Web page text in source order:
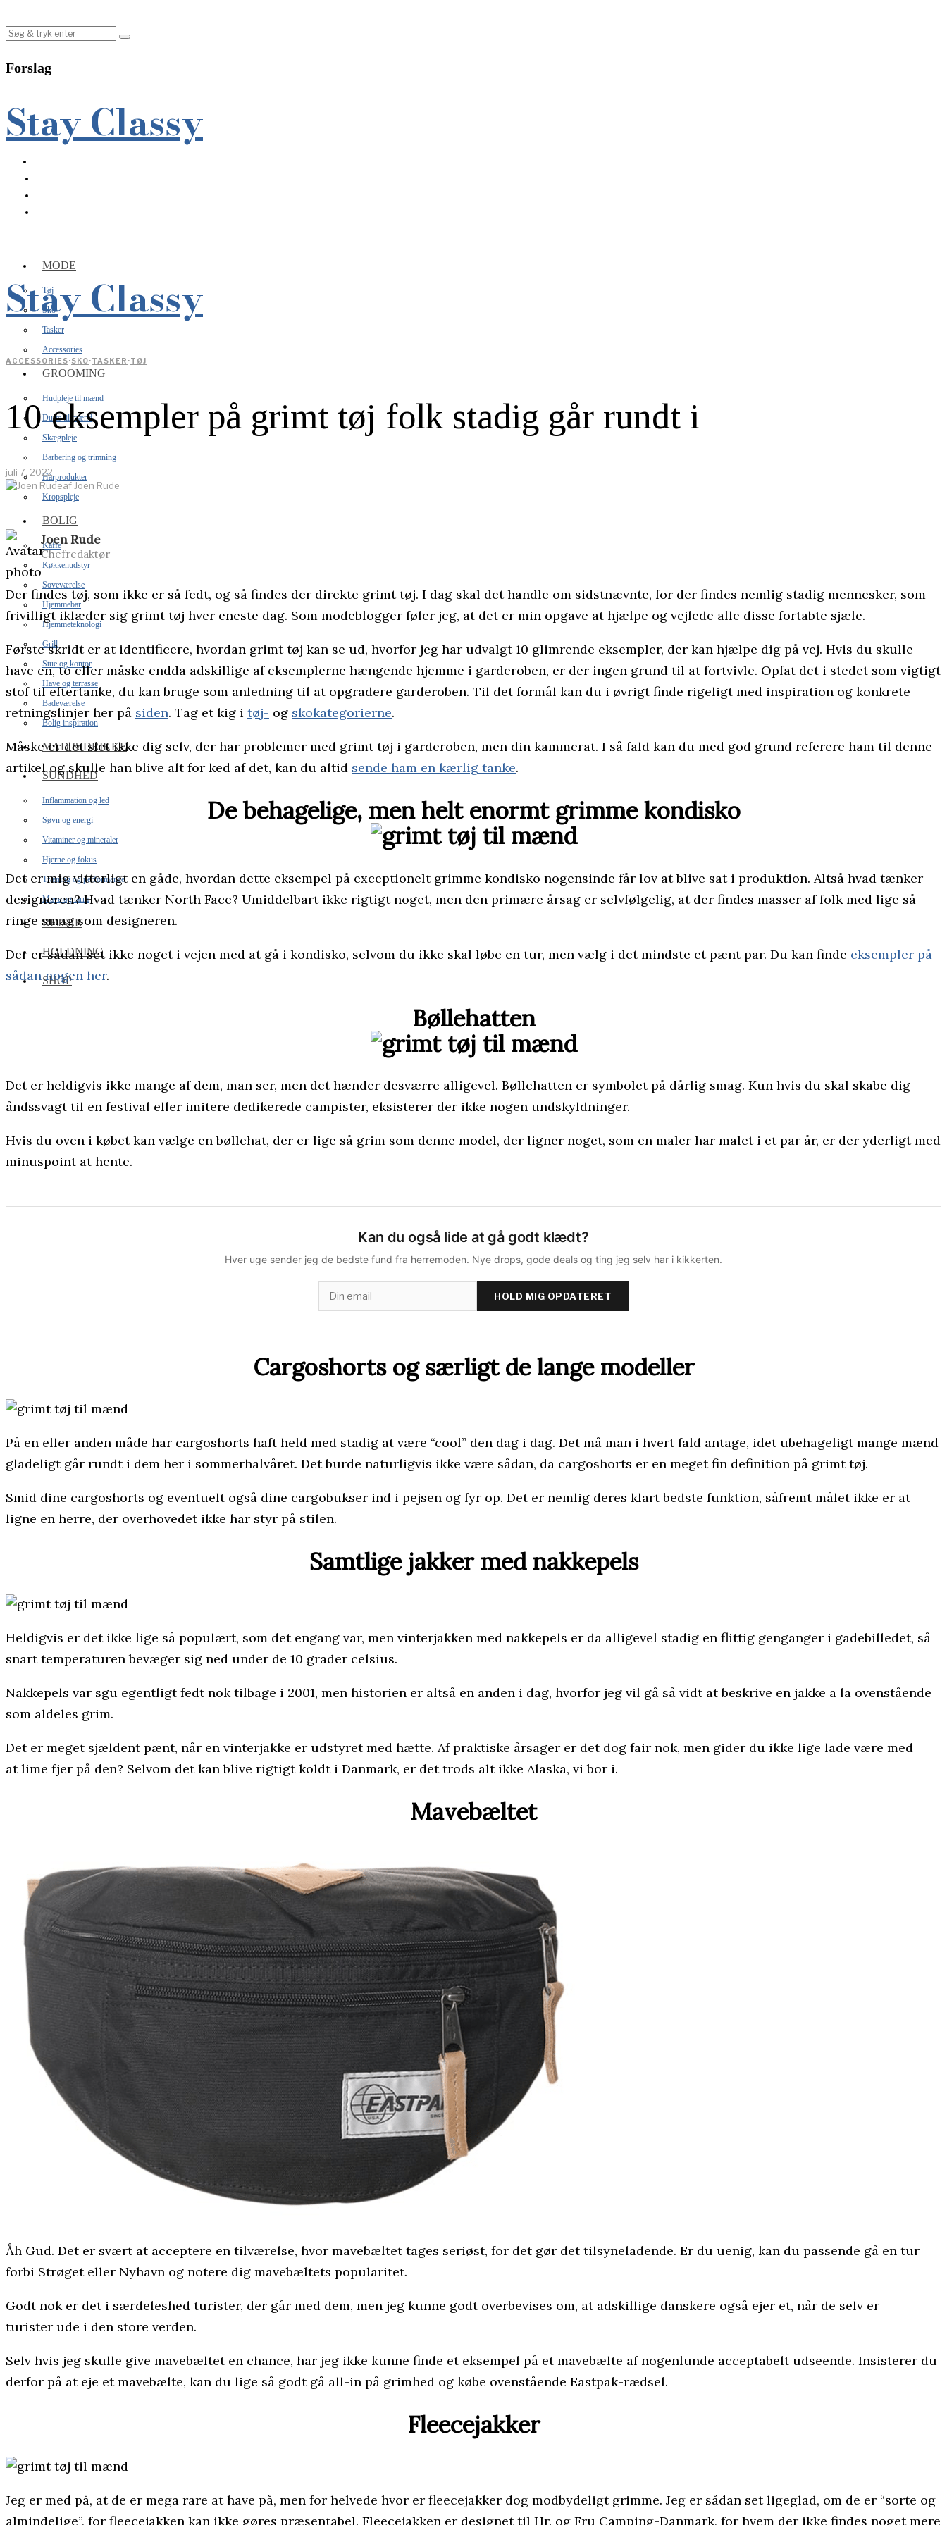
Forslag
Stay Classy
MODE
Tøj
Sko
Tasker
Accessories
GROOMING
Hudpleje til mænd
Dufte til mænd
Skægpleje
Barbering og trimning
Hårprodukter
Kropspleje
BOLIG
Kaffe
Køkkenudstyr
Soveværelse
Hjemmebar
Hjemmeteknologi
Grill
Stue og kontor
Have og terrasse
Badeværelse
Bolig inspiration
MAD & DRIKKE
SUNDHED
Inflammation og led
Søvn og energi
Vitaminer og mineraler
Hjerne og fokus
Træning og performance
Mave og tarm
REJSER
HOLDNING
SHOP
Stay Classy
ACCESSORIES·SKO·TASKER ·TØJ
10 eksempler på grimt tøj folk stadig går rundt i
juli 7, 2022
af Joen Rude
Joen Rude
Chefredaktør
Der findes tøj, som ikke er så fedt, og så findes der direkte grimt tøj. I dag skal det handle om sidstnævnte, for der findes nemlig stadig mennesker, som
frivilligt iklæder sig grimt tøj hver eneste dag. Som modeblogger føler jeg, at det er min opgave at hjælpe og vejlede alle disse fortabte sjæle.
Første skridt er at identificere, hvordan grimt tøj kan se ud, hvorfor jeg har udvalgt 10 glimrende eksempler, der kan hjælpe dig på vej. Hvis du skulle
have en, to eller måske endda adskillige af eksemplerne hængende hjemme i garderoben, er der ingen grund til at fortvivle. Opfat det i stedet som vigtigt
stof til eftertanke, du kan bruge som anledning til at opgradere garderoben. Til det formål kan du i øvrigt finde rigeligt med inspiration og konkrete
retningslinjer her på siden. Tag et kig i tøj- og skokategorierne.
Måske er det slet ikke dig selv, der har problemer med grimt tøj i garderoben, men din kammerat. I så fald kan du med god grund referere ham til denne
artikel og skulle han blive alt for ked af det, kan du altid sende ham en kærlig tanke.
De behagelige, men helt enormt grimme kondisko
Det er mig vitterligt en gåde, hvordan dette eksempel på exceptionelt grimme kondisko nogensinde får lov at blive sat i produktion. Altså hvad tænker
designeren? Hvad tænker North Face? Umiddelbart ikke rigtigt noget, men den primære årsag er selvfølgelig, at der findes masser af folk med lige så
ringe smag som designeren.
Der er sådan set ikke noget i vejen med at gå i kondisko, selvom du ikke skal løbe en tur, men vælg i det mindste et pænt par. Du kan finde eksempler på
sådan nogen her.
Bøllehatten
Det er heldigvis ikke mange af dem, man ser, men det hænder desværre alligevel. Bøllehatten er symbolet på dårlig smag. Kun hvis du skal skabe dig
åndssvagt til en festival eller imitere dedikerede campister, eksisterer der ikke nogen undskyldninger.
Hvis du oven i købet kan vælge en bøllehat, der er lige så grim som denne model, der ligner noget, som en maler har malet i et par år, er der yderligt med
minuspoint at hente.
Kan du også lide at gå godt klædt?
Hver uge sender jeg de bedste fund fra herremoden. Nye drops, gode deals og ting jeg selv har i kikkerten.
HOLD MIG OPDATERET
Cargoshorts og særligt de lange modeller
På en eller anden måde har cargoshorts haft held med stadig at være “cool” den dag i dag. Det må man i hvert fald antage, idet ubehageligt mange mænd
gladeligt går rundt i dem her i sommerhalvåret. Det burde naturligvis ikke være sådan, da cargoshorts er en meget fin definition på grimt tøj.
Smid dine cargoshorts og eventuelt også dine cargobukser ind i pejsen og fyr op. Det er nemlig deres klart bedste funktion, såfremt målet ikke er at
ligne en herre, der overhovedet ikke har styr på stilen.
Samtlige jakker med nakkepels
Heldigvis er det ikke lige så populært, som det engang var, men vinterjakken med nakkepels er da alligevel stadig en flittig genganger i gadebilledet, så
snart temperaturen bevæger sig ned under de 10 grader celsius.
Nakkepels var sgu egentligt fedt nok tilbage i 2001, men historien er altså en anden i dag, hvorfor jeg vil gå så vidt at beskrive en jakke a la ovenstående
som aldeles grim.
Det er meget sjældent pænt, når en vinterjakke er udstyret med hætte. Af praktiske årsager er det dog fair nok, men gider du ikke lige lade være med
at lime fjer på den? Selvom det kan blive rigtigt koldt i Danmark, er det trods alt ikke Alaska, vi bor i.
Mavebæltet
Åh Gud. Det er svært at acceptere en tilværelse, hvor mavebæltet tages seriøst, for det gør det tilsyneladende. Er du uenig, kan du passende gå en tur
forbi Strøget eller Nyhavn og notere dig mavebæltets popularitet.
Godt nok er det i særdeleshed turister, der går med dem, men jeg kunne godt overbevises om, at adskillige danskere også ejer et, når de selv er
turister ude i den store verden.
Selv hvis jeg skulle give mavebæltet en chance, har jeg ikke kunne finde et eksempel på et mavebælte af nogenlunde acceptabelt udseende. Insisterer du
derfor på at eje et mavebælte, kan du lige så godt gå all-in på grimhed og købe ovenstående Eastpak-rædsel.
Fleecejakker
Jeg er med på, at de er mega rare at have på, men for helvede hvor er fleecejakker dog modbydeligt grimme. Jeg er sådan set ligeglad, om de er “sorte og
almindelige”, for fleecejakken kan ikke gøres præsentabel. Fleecejakken er designet til Hr. og Fru Camping-Danmark, for hvem der ikke findes noget mere